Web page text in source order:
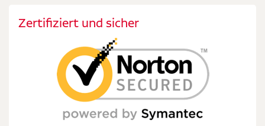
Zertifiziert und sicher